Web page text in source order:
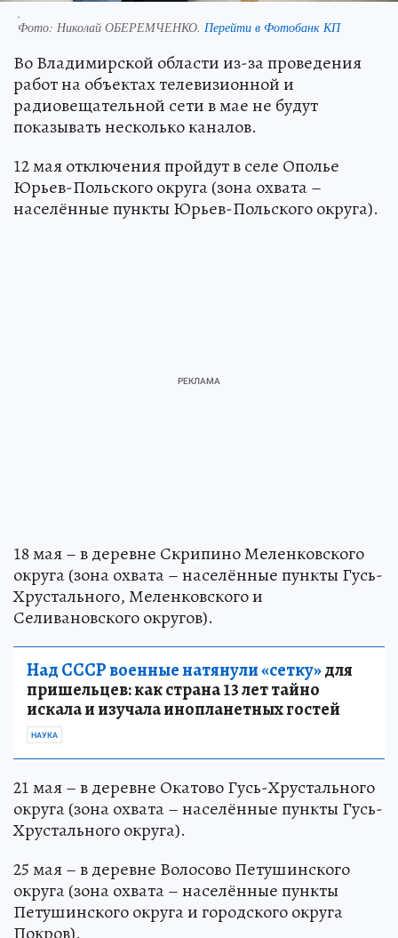
.
Фото: Николай ОБЕРЕМЧЕНКО. Перейти в Фотобанк КП
Во Владимирской области из-за проведения
работ на объектах телевизионной и
радиовещательной сети в мае не будут
показывать несколько каналов.
12 мая отключения пройдут в селе Ополье
Юрьев-Польского округа (зона охвата –
населённые пункты Юрьев-Польского округа).
18 мая – в деревне Скрипино Меленковского
округа (зона охвата – населённые пункты Гусь-
Хрустального, Меленковского и
Селивановского округов).
Над СССР военные натянули «сетку»для
пришельцев: как страна 13 лет тайно
искала и изучала инопланетных гостей
НАУКА
21 мая – в деревне Окатово Гусь-Хрустального
округа (зона охвата – населённые пункты Гусь-
Хрустального округа).
25 мая – в деревне Волосово Петушинского
округа (зона охвата – населённые пункты
Петушинского округа и городского округа
Покров).